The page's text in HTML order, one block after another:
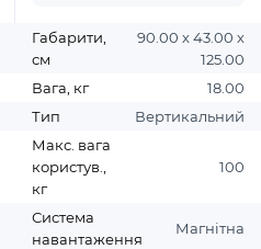
Габарити,
см
90.00 х 43.00 х
125.00
Вага, кг
18.00
Тип
Вертикальний
Макс. вага
користув.,
кг
100
Система
навантаження
Магнітна